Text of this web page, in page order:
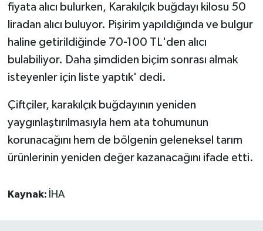
fiyata alıcı bulurken, Karakılçık buğdayı kilosu 50
liradan alıcı buluyor. Pişirim yapıldığında ve bulgur
haline getirildiğinde 70-100 TL'den alıcı
bulabiliyor. Daha şimdiden biçim sonrası almak
isteyenler için liste yaptık' dedi.
Çiftçiler, karakılçık buğdayının yeniden
yaygınlaştırılmasıyla hem ata tohumunun
korunacağını hem de bölgenin geleneksel tarım
ürünlerinin yeniden değer kazanacağını ifade etti.
Kaynak: İHA